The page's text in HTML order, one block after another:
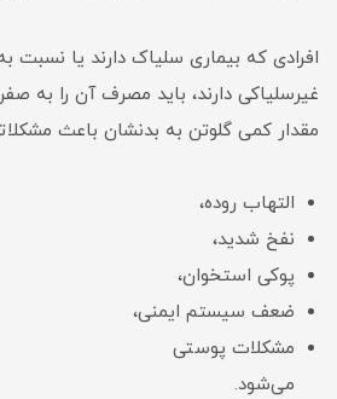
افرادی که بیماری سلیاک دارند یا
غیرسلیاکی دارند، باید مصرف آن را به
مقدار کمی گلوتن به بدنشان باعث
التهاب روده،
نفخ شدید،
پوکی استخوان،
ضعف سیستم ایمنی،
مشکلات پوستی
می‌شود.